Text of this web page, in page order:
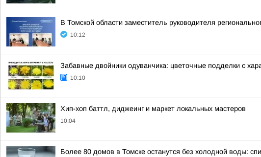
В Томской области заместитель руководителя
10:12
Забавные двойники одуванчика: цветочные подделки с
10:10
Хип-хоп баттл, диджеинг и маркет локальных мастеров
10:04
Более 80 домов в Томске останутся без холодной воды: